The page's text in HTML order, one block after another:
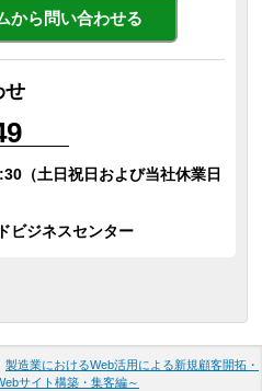
から問い合わせる
せ
（土日祝日および当社休業日
ビジネスセンター
製造業におけるWeb活用による新規顧客開拓・
サイト構築・集客編～